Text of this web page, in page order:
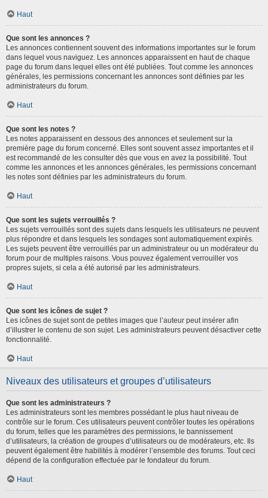
Haut
Que sont les annonces ?
Les annonces contiennent souvent des informations importantes sur le forum
dans lequel vous naviguez. Les annonces apparaissent en haut de chaque
page du forum dans lequel elles ont été publiées. Tout comme les annonces
générales, les permissions concernant les annonces sont définies par les
administrateurs du forum.
Haut
Que sont les notes ?
Les notes apparaissent en dessous des annonces et seulement sur la
première page du forum concerné. Elles sont souvent assez importantes et il
est recommandé de les consulter dès que vous en avez la possibilité. Tout
comme les annonces et les annonces générales, les permissions concernant
les notes sont définies par les administrateurs du forum.
Haut
Que sont les sujets verrouillés ?
Les sujets verrouillés sont des sujets dans lesquels les utilisateurs ne peuvent
plus répondre et dans lesquels les sondages sont automatiquement expirés.
Les sujets peuvent être verrouillés par un administrateur ou un modérateur du
forum pour de multiples raisons. Vous pouvez également verrouiller vos
propres sujets, si cela a été autorisé par les administrateurs.
Haut
Que sont les icônes de sujet ?
Les icônes de sujet sont de petites images que l’auteur peut insérer afin
d’illustrer le contenu de son sujet. Les administrateurs peuvent désactiver cette
fonctionnalité.
Haut
Niveaux des utilisateurs et groupes d’utilisateurs
Que sont les administrateurs ?
Les administrateurs sont les membres possédant le plus haut niveau de
contrôle sur le forum. Ces utilisateurs peuvent contrôler toutes les opérations
du forum, telles que les paramètres des permissions, le bannissement
d’utilisateurs, la création de groupes d’utilisateurs ou de modérateurs, etc. Ils
peuvent également être habilités à modérer l’ensemble des forums. Tout ceci
dépend de la configuration effectuée par le fondateur du forum.
Haut